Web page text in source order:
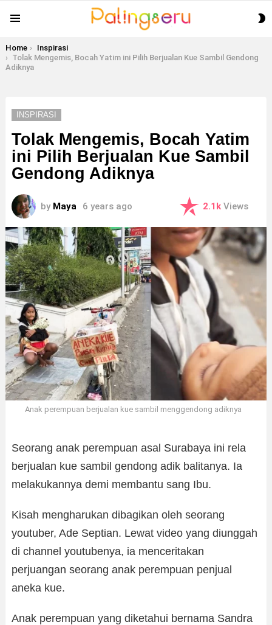
You are here:
Home
Inspirasi
Tolak Mengemis, Bocah Yatim ini Pilih Berjualan Kue Sambil Gendong
Adiknya
INSPIRASI
Tolak Mengemis, Bocah Yatim
ini Pilih Berjualan Kue Sambil
Gendong Adiknya
by Maya 6 years ago 2.1k Views
Anak perempuan berjualan kue sambil menggendong adiknya
Seorang anak perempuan asal Surabaya ini rela
berjualan kue sambil gendong adik balitanya. Ia
melakukannya demi membantu sang Ibu.
Kisah mengharukan dibagikan oleh seorang
youtuber, Ade Septian. Lewat video yang diunggah
di channel youtubenya, ia menceritakan
perjuangan seorang anak perempuan penjual
aneka kue.
Anak perempuan yang diketahui bernama Sandra